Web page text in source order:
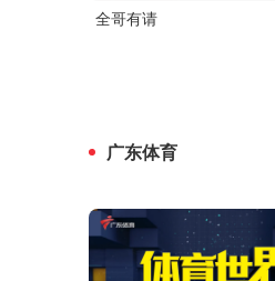
全哥有请
广东体育